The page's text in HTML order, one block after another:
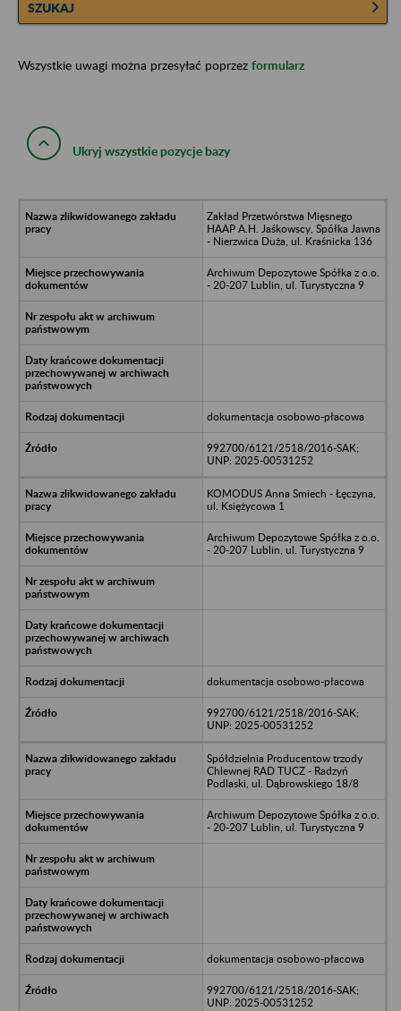
SZUKAJ
Wszystkie uwagi można przesyłać poprzez formularz
Ukryj wszystkie pozycje bazy
Zakład Przetwórstwa Mięsnego
HAAP A.H. Jaśkowscy, Spółka Jawna
- Nierzwica Duża, ul. Kraśnicka 136
Archiwum Depozytowe Spółka z o.o.
- 20-207 Lublin, ul. Turystyczna 9
dokumentacja osobowo-płacowa
992700/6121/2518/2016-SAK;
UNP: 2025-00531252
KOMODUS Anna Smiech - Łęczyna,
ul. Księżycowa 1
Archiwum Depozytowe Spółka z o.o.
- 20-207 Lublin, ul. Turystyczna 9
dokumentacja osobowo-płacowa
992700/6121/2518/2016-SAK;
UNP: 2025-00531252
Spółdzielnia Producentow trzody
Chlewnej RAD TUCZ - Radzyń
Podlaski, ul. Dąbrowskiego 18/8
Archiwum Depozytowe Spółka z o.o.
- 20-207 Lublin, ul. Turystyczna 9
dokumentacja osobowo-płacowa
992700/6121/2518/2016-SAK;
UNP: 2025-00531252